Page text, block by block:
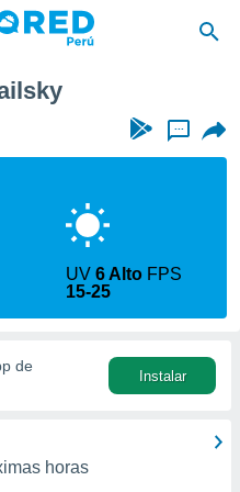
...
UV6 Alto FPS
15-25
de
Instalar
horas